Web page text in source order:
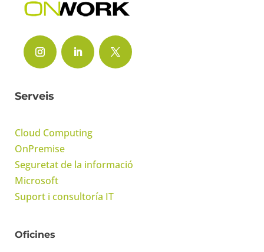
Serveis
Cloud Computing
OnPremise
Seguretat de la informació
Microsoft
Suport i consultoría IT
Oficines